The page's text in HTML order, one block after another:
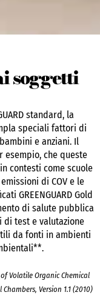
soggetti
standard, la
speciali fattori di
e anziani. Il
esempio, che queste
contesti come scuole
di COV e le
GREENGUARD Gold
di salute pubblica
test e valutazione
da fonti in ambienti
Volatile Organic Chemical
Version 1.1 (2010)